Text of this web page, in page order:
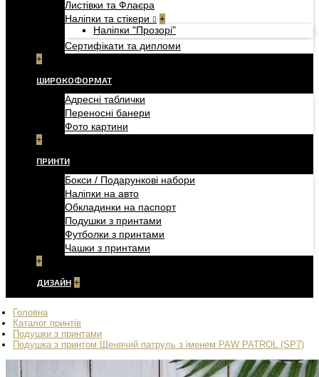
Листівки та Флаєра
Наліпки та стікери
+
Наліпки "Прозорі"
Сертифікати та дипломи
+
ШИРОКОФОРМАТ
Адресні таблички
Переносні банери
Фото картини
+
ПРИНТИ
Бокси / Подарункові набори
Наліпки на авто
Обкладинки на паспорт
Подушки з принтами
Футболки з принтами
Чашки з принтами
+
ДИЗАЙН +
Головна
Каталог принтів
Подушки з принтами
Подушка з принтом Щенячий патруль з іменем PAW PATROL (SP7)